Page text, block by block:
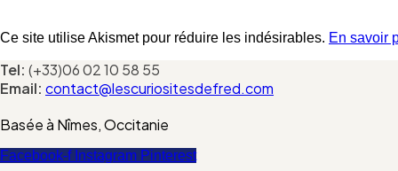
Ce site utilise Akismet pour réduire les indésirables. En savoir
Tel: (+33)06 02 10 58 55
Email: contact@lescuriositesdefred.com
Basée à Nîmes, Occitanie
Facebook-f Instagram Pinterest